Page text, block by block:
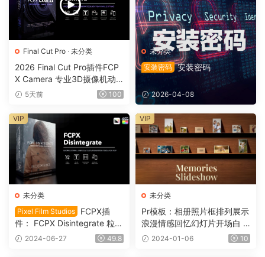
Final Cut Pro · 未分类
2026 Final Cut Pro插件FCP
X Camera 专业3D摄像机动
态镜头运动0164
5天前 100
未分类
安装密码 安装密码
2026-04-08
未分类
Pixel Film Studios
FCPX插
件： FCPX Disintegrate 粒子
消散沙化分解颗粒插件 Final
2024-06-27 49.8
VIP
未分类
Pr模板：相册照片框排列展示
浪漫情感回忆幻灯片开场白 M
emories Slideshow 1096
2024-01-06 10
VIP